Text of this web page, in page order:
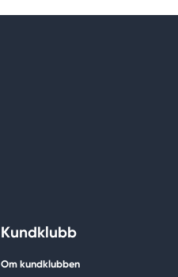
Kundklubb
Om kundklubben